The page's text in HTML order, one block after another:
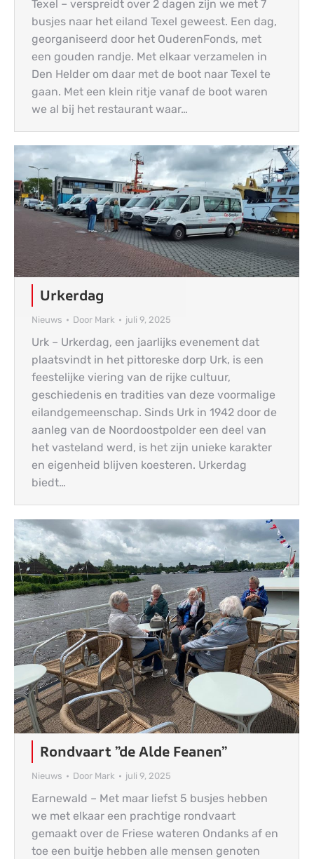
Texel – verspreidt over 2 dagen zijn we met 7
busjes naar het eiland Texel geweest. Een dag,
georganiseerd door het OuderenFonds, met
een gouden randje. Met elkaar verzamelen in
Den Helder om daar met de boot naar Texel te
gaan. Met een klein ritje vanaf de boot waren
we al bij het restaurant waar…
Urkerdag
Nieuws Door Mark juli 9, 2025
Urk – Urkerdag, een jaarlijks evenement dat
plaatsvindt in het pittoreske dorp Urk, is een
feestelijke viering van de rijke cultuur,
geschiedenis en tradities van deze voormalige
eilandgemeenschap. Sinds Urk in 1942 door de
aanleg van de Noordoostpolder een deel van
het vasteland werd, is het zijn unieke karakter
en eigenheid blijven koesteren. Urkerdag
biedt…
Rondvaart ”de Alde Feanen”
Nieuws Door Mark juli 9, 2025
Earnewald – Met maar liefst 5 busjes hebben
we met elkaar een prachtige rondvaart
gemaakt over de Friese wateren Ondanks af en
toe een buitje hebben alle mensen genoten